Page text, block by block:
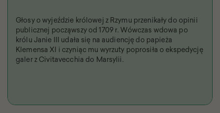
Głosy o wyjeździe królowej z Rzymu przenikały do opinii
publicznej począwszy od 1709 r. Wówczas wdowa po
królu Janie III udała się na audiencję do papieża
Klemensa XI i czyniąc mu wyrzuty poprosiła o ekspedycję
galer z Civitavecchia do Marsylii.